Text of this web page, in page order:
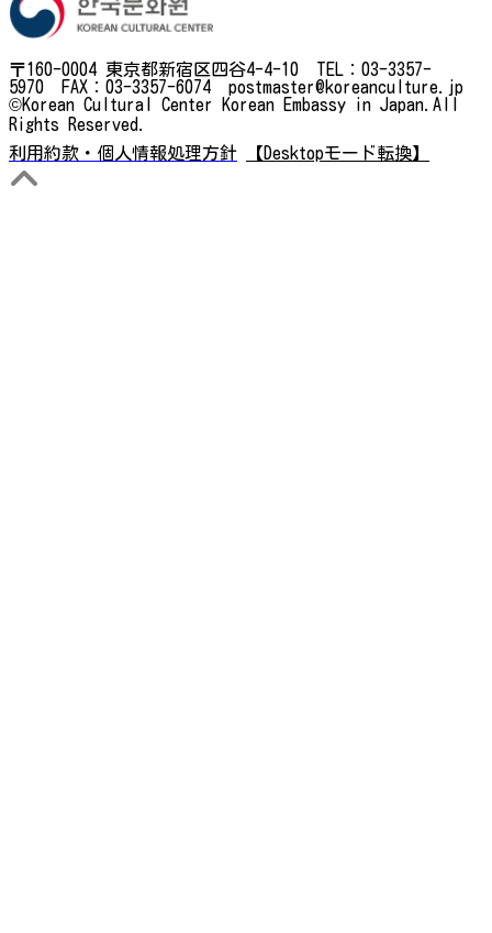
〒160-0004 東京都新宿区四谷4-4-10 TEL：03-3357-
5970 FAX：03-3357-6074 postmaster@koreanculture.jp
©Korean Cultural Center Korean Embassy in Japan.All
Rights Reserved.
利用約款・個人情報処理方針
【Desktopモード転換】